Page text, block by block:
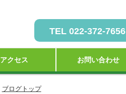
TEL 022-372-7656
アクセス お問い合わせ
ブログトップ